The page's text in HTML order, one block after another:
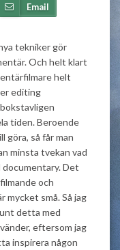
Email
tekniker gör
Och helt klart
helt
editing
tiden. Beroende
göra, så får man
minsta tvekan vad
documentary. Det
och
mycket små. Så jag
detta med
eftersom jag
inspirera någon